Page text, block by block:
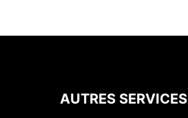
AUTRES SERVICES